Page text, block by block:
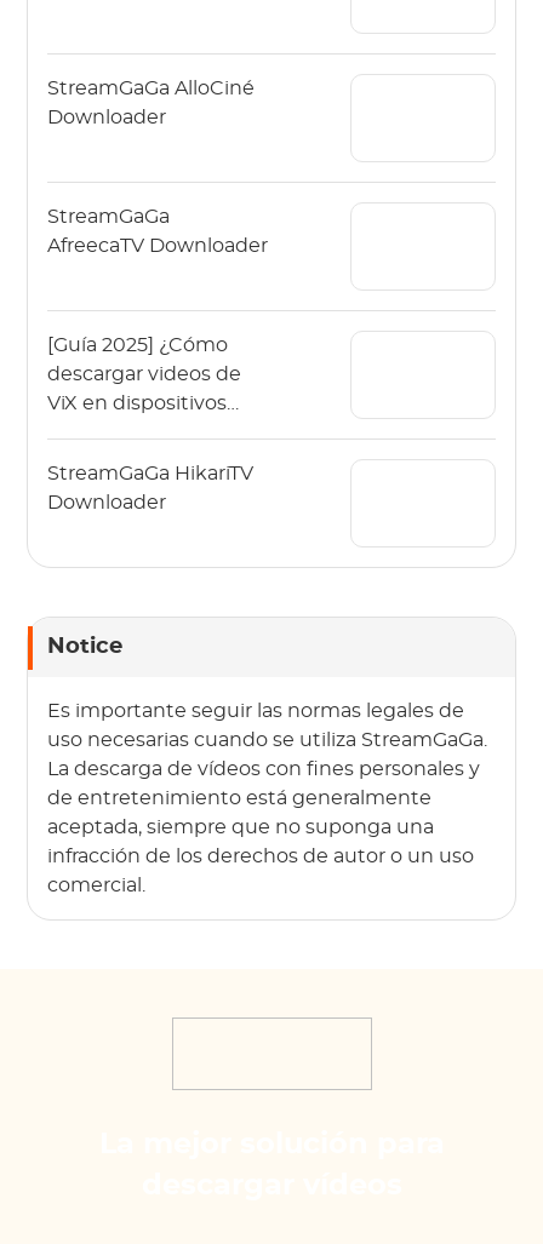
StreamGaGa AlloCiné
Downloader
StreamGaGa
AfreecaTV Downloader
[Guía 2025] ¿Cómo
descargar videos de
ViX en dispositivos
StreamGaGa HikariTV
Downloader
Notice
Es importante seguir las normas legales de
uso necesarias cuando se utiliza StreamGaGa.
La descarga de vídeos con fines personales y
de entretenimiento está generalmente
aceptada, siempre que no suponga una
infracción de los derechos de autor o un uso
comercial.